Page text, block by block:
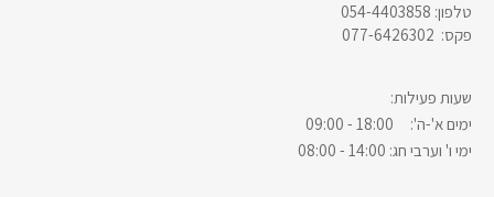
054-4403858 :טלפון
077-6426302 :פקס
:שעות פעילות
ימים א'-ה': 18:00 - 09:00
ימי ו' וערבי חג: 14:00 - 08:00